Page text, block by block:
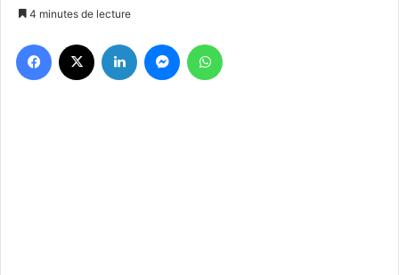
4 minutes de lecture